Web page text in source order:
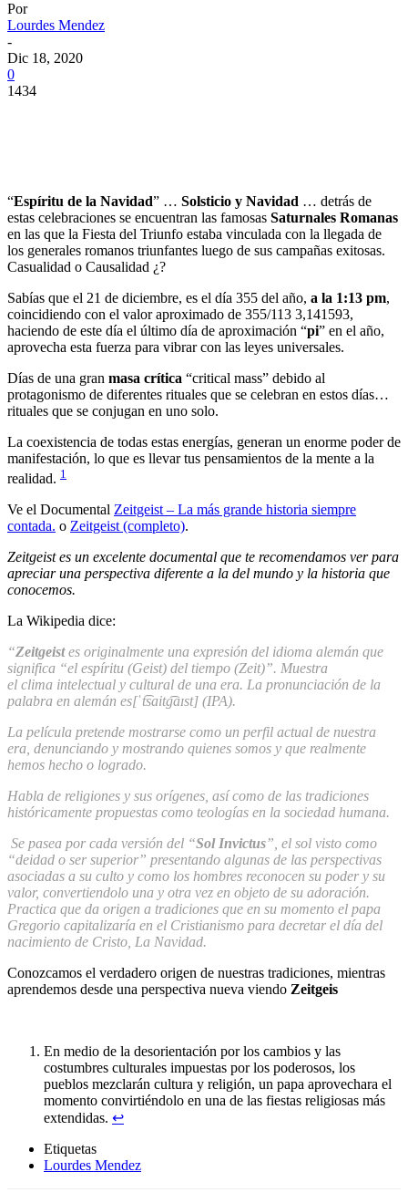
Por
Lourdes Mendez
-
Dic 18, 2020
0
1434
“Espíritu de la Navidad” … Solsticio y Navidad … detrás de
estas celebraciones se encuentran las famosas Saturnales Romanas
en las que la Fiesta del Triunfo estaba vinculada con la llegada de
los generales romanos triunfantes luego de sus campañas exitosas.
Casualidad o Causalidad ¿?
Sabías que el 21 de diciembre, es el día 355 del año, a la 1:13 pm,
coincidiendo con el valor aproximado de 355/113 3,141593,
haciendo de este día el último día de aproximación “pi” en el año,
aprovecha esta fuerza para vibrar con las leyes universales.
Días de una gran masa crítica “critical mass” debido al
protagonismo de diferentes rituales que se celebran en estos días…
rituales que se conjugan en uno solo.
La coexistencia de todas estas energías, generan un enorme poder de
manifestación, lo que es llevar tus pensamientos de la mente a la
realidad. 1
Ve el Documental Zeitgeist – La más grande historia siempre
contada. o Zeitgeist (completo).
Zeitgeist es un excelente documental que te recomendamos ver para
apreciar una perspectiva diferente a la del mundo y la historia que
conocemos.
La Wikipedia dice:
“Zeitgeistes originalmente una expresión del idioma alemán que
significa “el espíritu (Geist) del tiempo (Zeit)”. Muestra
el clima intelectual y cultural de una era. La pronunciación de la
palabra en alemán es[ˈt͡saitg͡aɪst] (IPA).
La película pretende mostrarse como un perfil actual de nuestra
era, denunciando y mostrando quienes somos y que realmente
hemos hecho o logrado.
Habla de religiones y sus orígenes, así como de las tradiciones
históricamente propuestas como teologías en la sociedad humana.
Se pasea por cada versión del “Sol Invictus”, el sol visto como
“deidad o ser superior” presentando algunas de las perspectivas
asociadas a su culto y como los hombres reconocen su poder y su
valor, convertiendolo una y otra vez en objeto de su adoración.
Practica que da origen a tradiciones que en su momento el papa
Gregorio capitalizaría en el Cristianismo para decretar el día del
nacimiento de Cristo, La Navidad.
Conozcamos el verdadero origen de nuestras tradiciones, mientras
aprendemos desde una perspectiva nueva viendo Zeitgeis
En medio de la desorientación por los cambios y las
costumbres culturales impuestas por los poderosos, los
pueblos mezclarán cultura y religión, un papa aprovechara el
momento convirtiéndolo en una de las fiestas religiosas más
extendidas. ↩
Etiquetas
Lourdes Mendez